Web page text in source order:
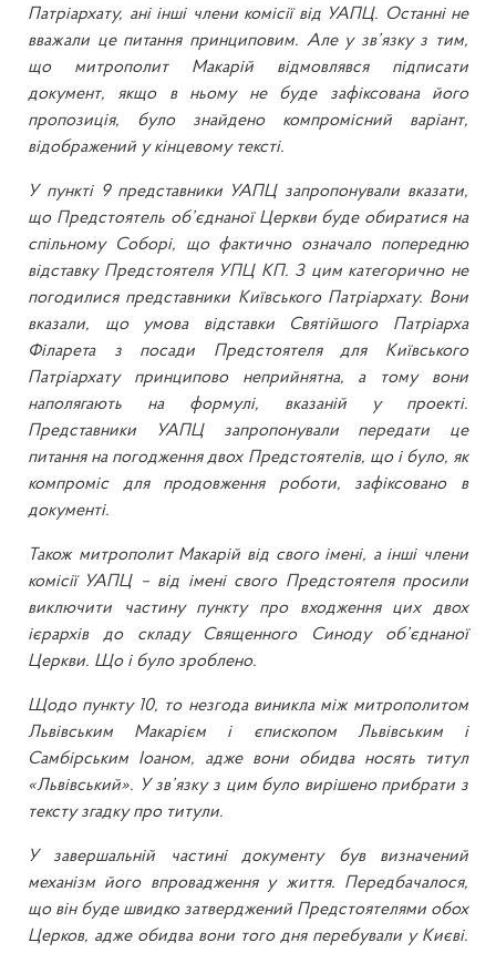
Патріархату, ані інші члени комісії від УАПЦ. Останні не
вважали це питання принциповим. Але у зв’язку з тим,
що митрополит Макарій відмовлявся підписати
документ, якщо в ньому не буде зафіксована його
пропозиція, було знайдено компромісний варіант,
відображений у кінцевому тексті.
У пункті 9 представники УАПЦ запропонували вказати,
що Предстоятель об’єднаної Церкви буде обиратися на
спільному Соборі, що фактично означало попередню
відставку Предстоятеля УПЦ КП. З цим категорично не
погодилися представники Київського Патріархату. Вони
вказали, що умова відставки Святійшого Патріарха
Філарета з посади Предстоятеля для Київського
Патріархату принципово неприйнятна, а тому вони
наполягають на формулі, вказаній у проекті.
Представники УАПЦ запропонували передати це
питання на погодження двох Предстоятелів, що і було, як
компроміс для продовження роботи, зафіксовано в
документі.
Також митрополит Макарій від свого імені, а інші члени
комісії УАПЦ – від імені свого Предстоятеля просили
виключити частину пункту про входження цих двох
ієрархів до складу Священного Синоду об’єднаної
Церкви. Що і було зроблено.
Щодо пункту 10, то незгода виникла між митрополитом
Львівським Макарієм і єпископом Львівським і
Самбірським Іоаном, адже вони обидва носять титул
«Львівський». У зв’язку з цим було вирішено прибрати з
тексту згадку про титули.
У завершальній частині документу був визначений
механізм його впровадження у життя. Передбачалося,
що він буде швидко затверджений Предстоятелями обох
Церков, адже обидва вони того дня перебували у Києві.